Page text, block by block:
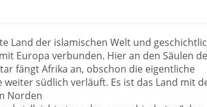
Land der islamischen Welt und
Europa verbunden. Hier an den Säulen
fängt Afrika an, obschon die eigentliche
weiter südlich verläuft. Es ist das Land mit
Norden